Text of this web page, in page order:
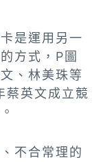
是運用另一
方式，P圖
、林美珠等
蔡英文成立競
不合常理的